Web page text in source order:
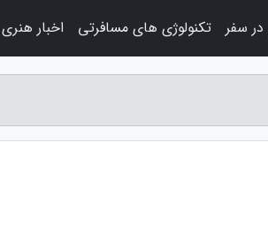
سفر تکنولوژی های مسافرتی اخبار هنری